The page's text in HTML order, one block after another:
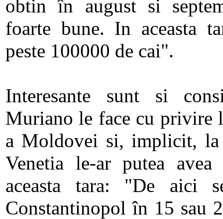
obtin în august si
foarte bune. In aceasta
peste 100000 de cai".
Interesante sunt si
Muriano le face cu privire
a Moldovei si, implicit, la
Venetia le-ar putea
aceasta tara: "De aici
Constantinopol în 15 sau